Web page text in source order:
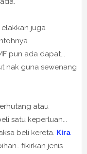
juga
pun ada dapat...
nak guna sewenang
atau
satu keperluan...
beli kereta. Kira
fikirkan jenis